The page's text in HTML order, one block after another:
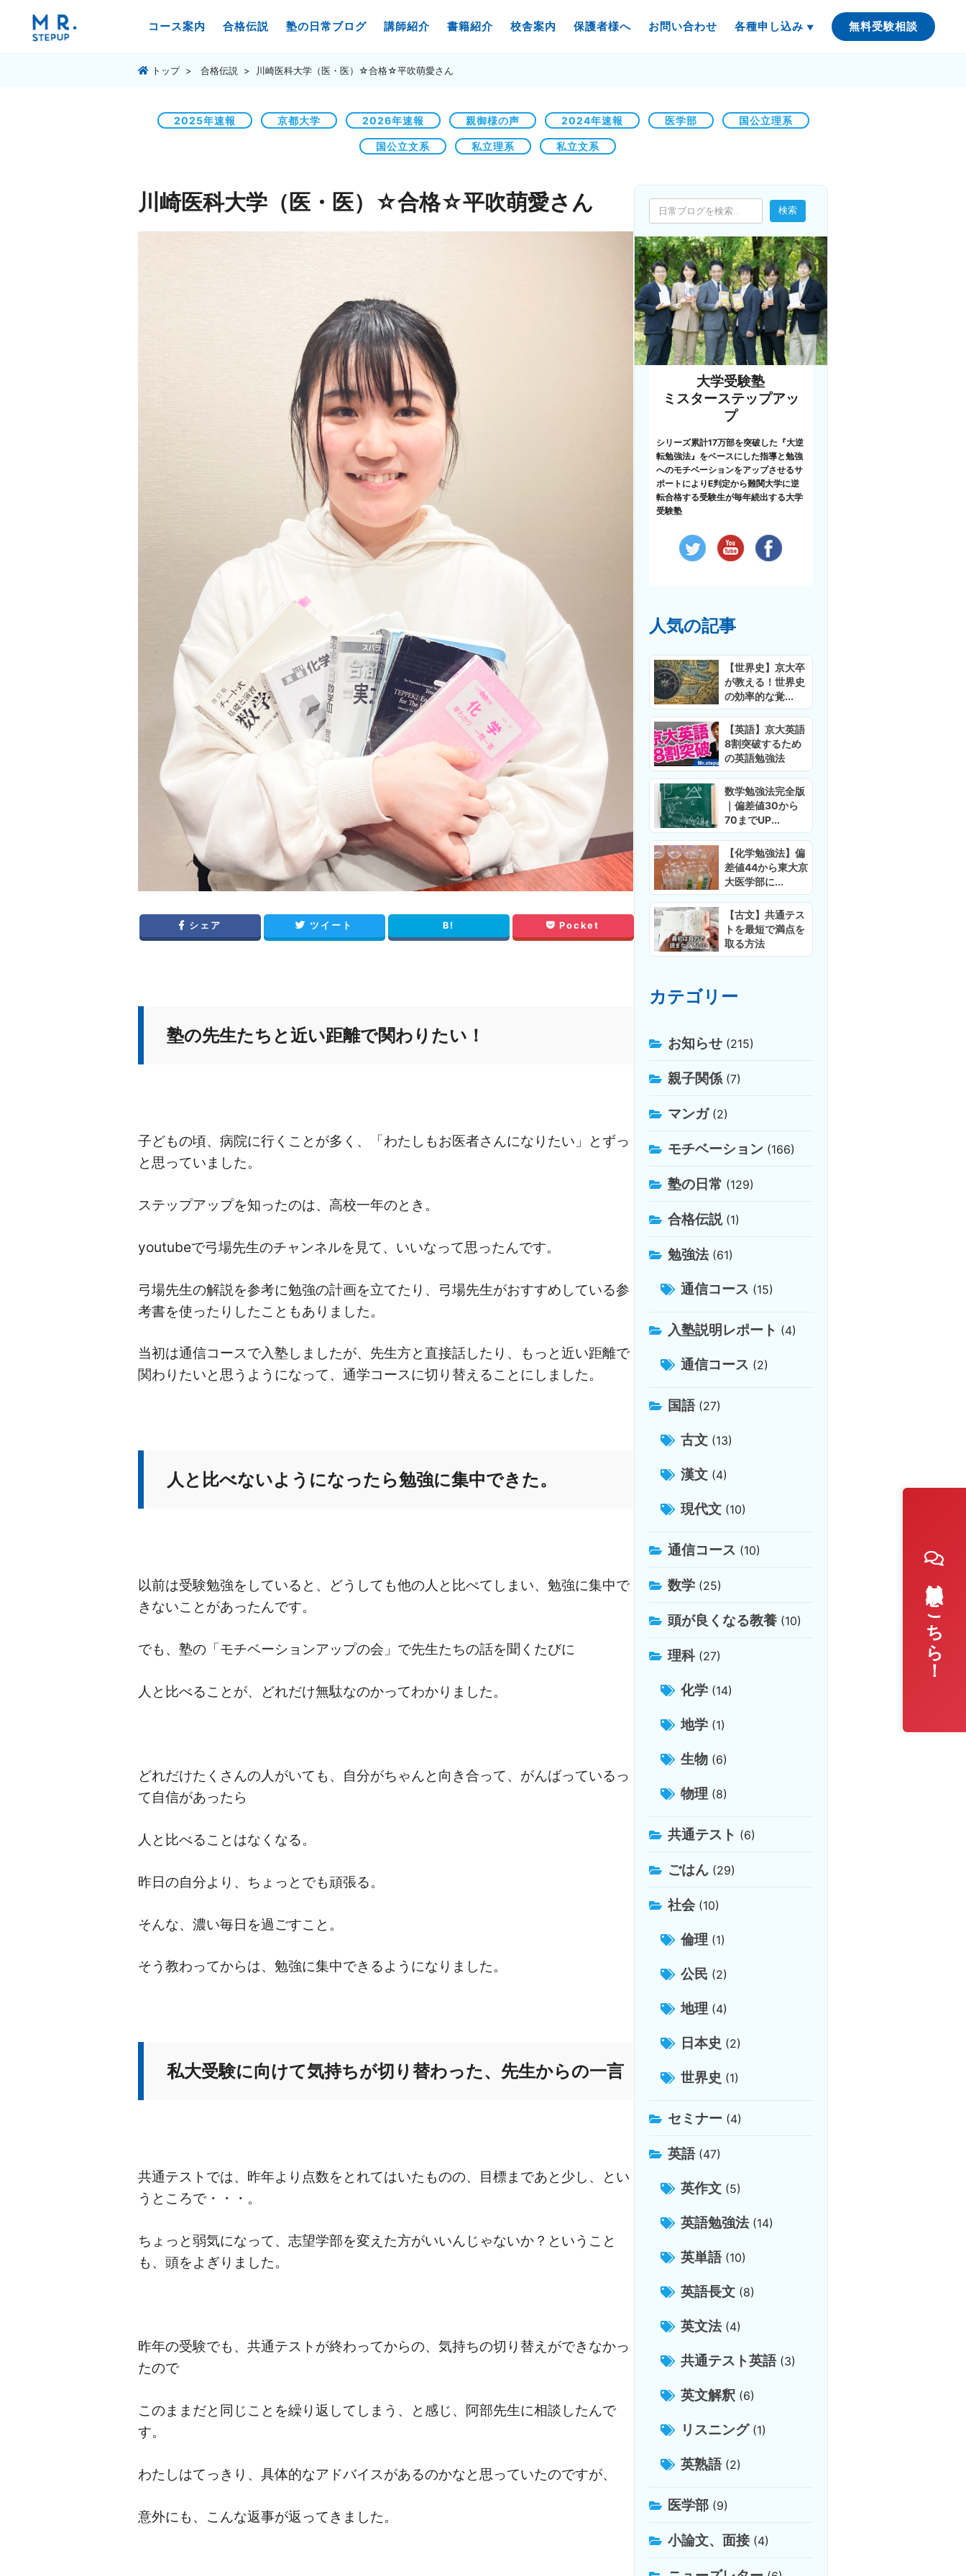
コース案内 合格伝説 塾の日常ブログ 講師紹介 書籍紹介 校舎案内 保護者様へ お問い合わせ 各種申し込み 無料受験相談
トップ 合格伝説 川崎医科大学（医・医）☆合格☆平吹萌愛さん
2025年速報 京都大学 2026年速報 親御様の声 2024年速報 医学部 国公立理系
国公立文系 私立理系 私立文系
川崎医科大学（医・医）☆合格☆平吹萌愛さん
シェア ツイート B! Pocket
塾の先生たちと近い距離で関わりたい！
子どもの頃、病院に行くことが多く、「わたしもお医者さんになりたい」とずっ
と思っていました。
ステップアップを知ったのは、高校一年のとき。
youtubeで弓場先生のチャンネルを見て、いいなって思ったんです。
弓場先生の解説を参考に勉強の計画を立てたり、弓場先生がおすすめしている参
考書を使ったりしたこともありました。
当初は通信コースで入塾しましたが、先生方と直接話したり、もっと近い距離で
関わりたいと思うようになって、通学コースに切り替えることにしました。
人と比べないようになったら勉強に集中できた。
以前は受験勉強をしていると、どうしても他の人と比べてしまい、勉強に集中で
きないことがあったんです。
でも、塾の「モチベーションアップの会」で先生たちの話を聞くたびに
人と比べることが、どれだけ無駄なのかってわかりました。
どれだけたくさんの人がいても、自分がちゃんと向き合って、がんばっているっ
て自信があったら
人と比べることはなくなる。
昨日の自分より、ちょっとでも頑張る。
そんな、濃い毎日を過ごすこと。
そう教わってからは、勉強に集中できるようになりました。
私大受験に向けて気持ちが切り替わった、 先生からの一言
共通テストでは、昨年より点数をとれてはいたものの、目標まであと少し、とい
うところで・・・。
ちょっと弱気になって、志望学部を変えた方がいいんじゃないか？ということ
も、頭をよぎりました。
昨年の受験でも、共通テストが終わってからの、気持ちの切り替えができなかっ
たので
このままだと同じことを繰り返してしまう、と感じ、阿部先生に相談したんで
す。
わたしはてっきり、具体的なアドバイスがあるのかなと思っていたのですが、
意外にも、こんな返事が返ってきました。
検索
検索
大学受験塾
ミスターステップアッ
プ
シリーズ累計17万部を突破した『大逆
転勉強法』をベースにした指導と勉強
へのモチベーションをアップさせるサ
ポートによりE判定から難関大学に逆
転合格する受験生が毎年続出する大学
受験塾
人気の記事
【世界史】京大卒
が教える！世界史
の効率的な覚...
【英語】京大英語
8割突破するため
の英語勉強法
数学勉強法完全版
｜偏差値30から
70までUP...
【化学勉強法】偏
差値44から東大京
大医学部に...
【古文】共通テス
トを最短で満点を
取る方法
カテゴリー
お知らせ(215)
親子関係(7)
マンガ(2)
モチベーション (166)
塾の日常 (129)
合格伝説(1)
勉強法(61)
通信コース (15)
入塾説明レポート (4)
通信コース (2)
国語(27)
古文(13)
漢文(4)
現代文(10)
通信コース (10)
数学(25)
頭が良くなる教養(10)
理科(27)
化学(14)
地学(1)
生物(6)
物理 (8)
共通テスト (6)
ごはん(29)
社会(10)
倫理 (1)
公民 (2)
地理 (4)
日本史 (2)
世界史 (1)
セミナー (4)
英語(47)
英作文(5)
英語勉強法(14)
英単語(10)
英語長文(8)
英文法(4)
共通テスト英語(3)
英文解釈(6)
リスニング(1)
英熟語(2)
医学部(9)
小論文、面接(4)
無料相談はこちら！